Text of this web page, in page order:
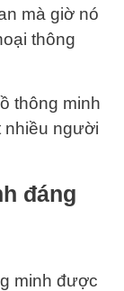
mà giờ nó
thông
thông minh
nhiều người
đáng
minh được